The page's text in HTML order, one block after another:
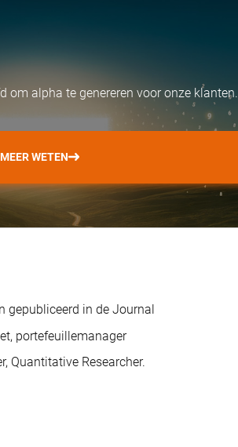
om alpha te genereren voor onze klanten.
MEER WETEN
gepubliceerd in de Journal
portefeuillemanager
Quantitative Researcher.